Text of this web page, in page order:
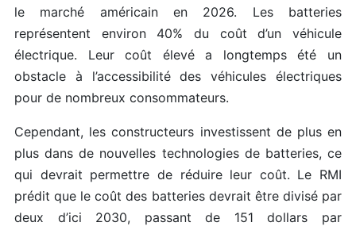
le marché américain en 2026. Les batteries
représentent environ 40% du coût d’un véhicule
électrique. Leur coût élevé a longtemps été un
obstacle à l’accessibilité des véhicules électriques
pour de nombreux consommateurs.
Cependant, les constructeurs investissent de plus en
plus dans de nouvelles technologies de batteries, ce
qui devrait permettre de réduire leur coût. Le RMI
prédit que le coût des batteries devrait être divisé par
deux d’ici 2030, passant de 151 dollars par